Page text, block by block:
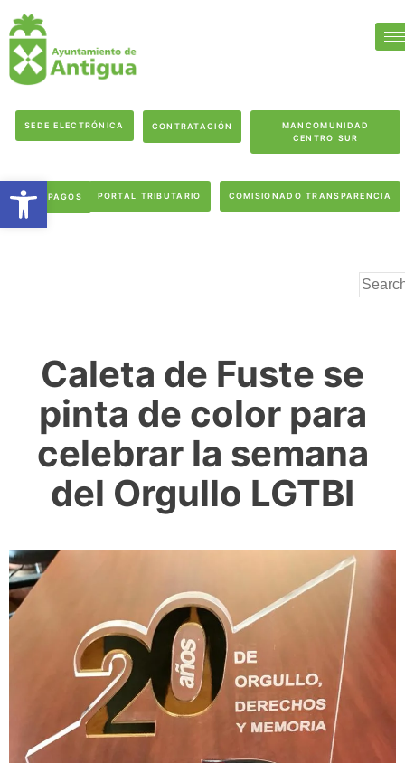
SEDE ELECTRÓNICA CONTRATACIÓN
MANCOMUNIDAD
CENTRO SUR
PAGOS PORTAL TRIBUTARIO COMISIONADO TRANSPARENCIA
Caleta de Fuste se
pinta de color para
celebrar la semana
del Orgullo LGTBI
Abrir barra de herramientas